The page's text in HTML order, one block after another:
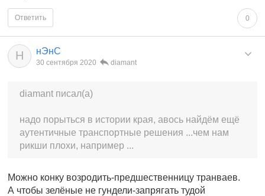
0
Ответить
Н нЭнС
30 сентября 2020 diamant
diamant писал(а)
надо порыться в истории края, авось найдём ещё
аутентичные транспортные решения ...чем нам
рикши плохи, например ...
Можно конку возродить-предшественницу транваев.
А чтобы зелёные не гундели-запрягать тудой